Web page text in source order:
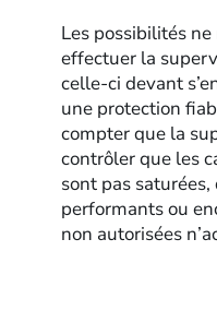
Les possibilités
effectuer la
celle-ci devant
une protection
compter que la
contrôler que les
sont pas
performants ou
non autorisées